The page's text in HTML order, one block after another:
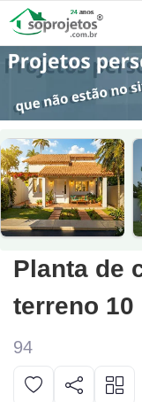
Planta de
terreno 10
94